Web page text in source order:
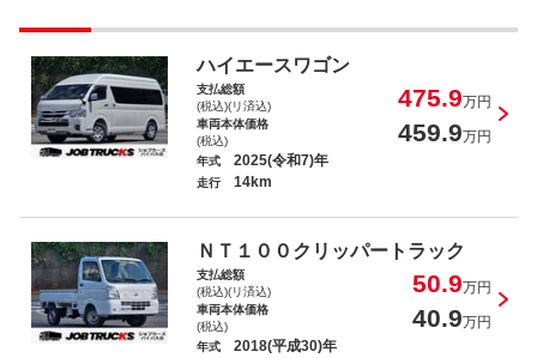
ダイナトラック Ｗキャブフルジャスト
ロー
ー 新免許対応
ハイエースワゴン
支払総額
(税込)(リ済込)
475.9万円
車両本体価格
(税込)
459.9万円
年式 2025(令和7)年
走行 14km
ＮＴ１００クリッパートラック
支払総額
(税込)(リ済込)
50.9万円
車両本体価格
(税込)
40.9万円
年式 2018(平成30)年